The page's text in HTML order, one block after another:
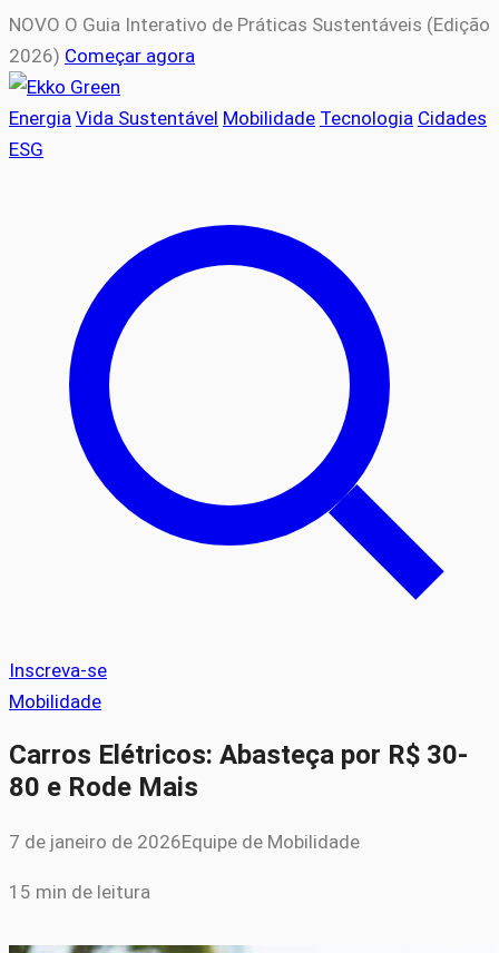
NOVO O Guia Interativo de Práticas Sustentáveis (Edição
2026) Começar agora
Energia Vida Sustentável Mobilidade Tecnologia Cidades
ESG
Inscreva-se
Mobilidade
Carros Elétricos: Abasteça por R$ 30-
80 e Rode Mais
7 de janeiro de 2026Equipe de Mobilidade
15 min de leitura